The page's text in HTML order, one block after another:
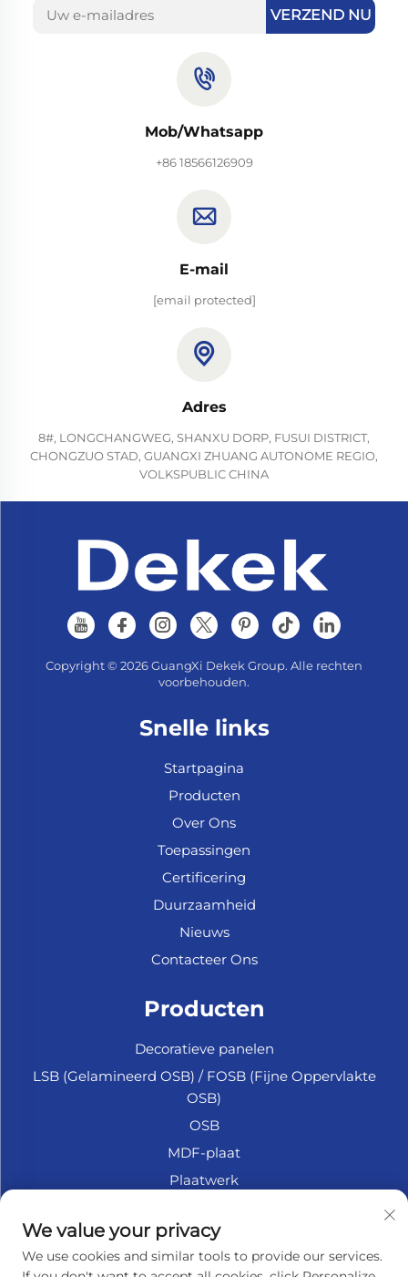
VERZEND NU
Mob/Whatsapp
+86 18566126909
E-mail
[email protected]
Adres
8#, LONGCHANGWEG, SHANXU DORP, FUSUI DISTRICT,
CHONGZUO STAD, GUANGXI ZHUANG AUTONOME REGIO,
VOLKSPUBLIC CHINA
Copyright © 2026 GuangXi Dekek Group. Alle rechten
voorbehouden.
Snelle links
Startpagina
Producten
Over Ons
Toepassingen
Certificering
Duurzaamheid
Nieuws
Contacteer Ons
Producten
Decoratieve panelen
LSB (Gelamineerd OSB) / FOSB (Fijne Oppervlakte
OSB)
OSB
MDF-plaat
Plaatwerk
Fiberplaat
Accessoires
We value your privacy
We use cookies and similar tools to provide our services.